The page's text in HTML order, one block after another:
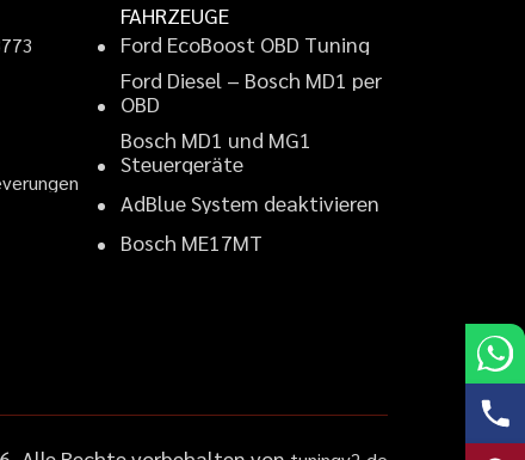
773
verungen
FAHRZEUGE
Ford EcoBoost OBD Tuning
Ford Diesel – Bosch MD1 per
OBD
Bosch MD1 und MG1
Steuergeräte
AdBlueSystem deaktivieren
Bosch ME17MT